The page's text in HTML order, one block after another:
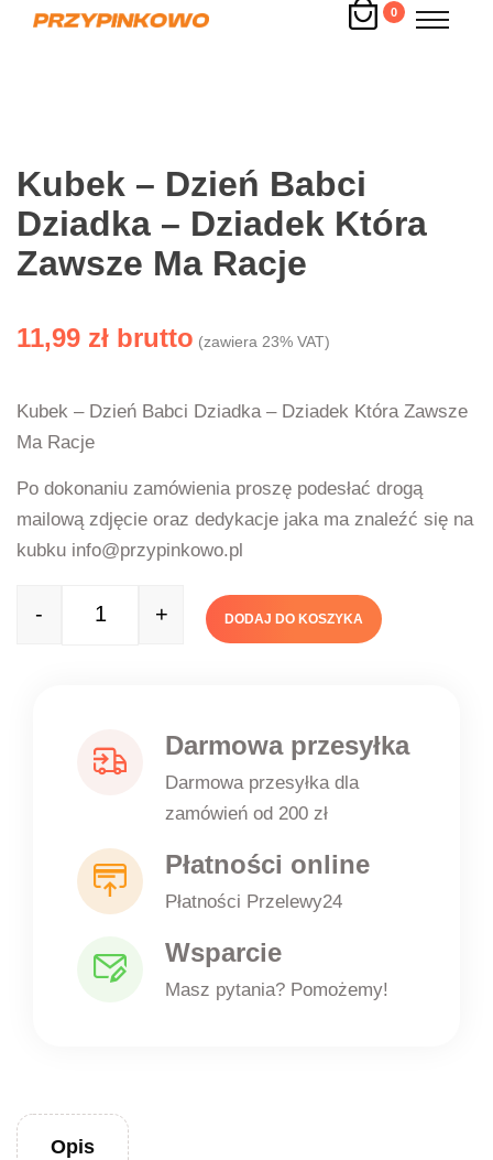
0
Kubek – Dzień Babci
Dziadka – Dziadek Która
Zawsze Ma Racje
11,99 zł (zawiera 23% VAT)
Kubek – Dzień Babci Dziadka – Dziadek Która Zawsze
Ma Racje
Po dokonaniu zamówienia proszę podesłać drogą
mailową zdjęcie oraz dedykacje jaka ma znaleźć się na
kubku info@przypinkowo.pl
Quantity
- + DODAJ DO KOSZYKA
Darmowa przesyłka
Darmowa przesyłka dla
zamówień od 200 zł
Płatności online
Płatności Przelewy24
Wsparcie
Masz pytania? Pomożemy!
Opis